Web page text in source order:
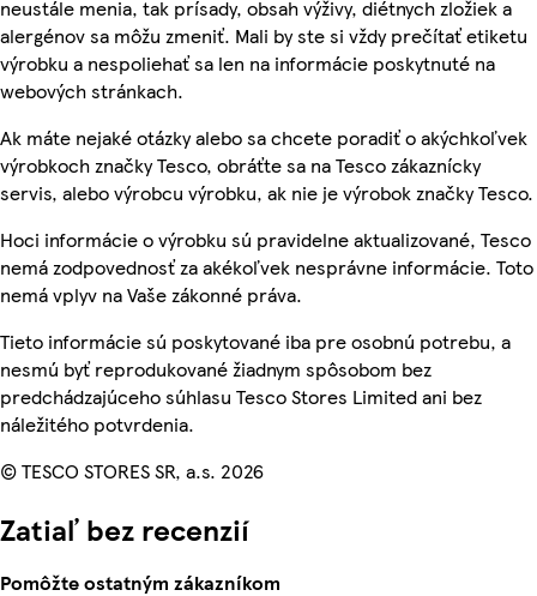
neustále menia, tak prísady, obsah výživy, diétnych zložiek a
alergénov sa môžu zmeniť. Mali by ste si vždy prečítať etiketu
výrobku a nespoliehať sa len na informácie poskytnuté na
webových stránkach.
Ak máte nejaké otázky alebo sa chcete poradiť o akýchkoľvek
výrobkoch značky Tesco, obráťte sa na Tesco zákaznícky
servis, alebo výrobcu výrobku, ak nie je výrobok značky Tesco.
Hoci informácie o výrobku sú pravidelne aktualizované, Tesco
nemá zodpovednosť za akékoľvek nesprávne informácie. Toto
nemá vplyv na Vaše zákonné práva.
Tieto informácie sú poskytované iba pre osobnú potrebu, a
nesmú byť reprodukované žiadnym spôsobom bez
predchádzajúceho súhlasu Tesco Stores Limited ani bez
náležitého potvrdenia.
© TESCO STORES SR, a.s. 2026
Zatiaľ bez recenzií
Pomôžte ostatným zákazníkom